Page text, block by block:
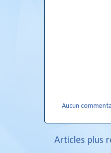
Aucun
Articles plus